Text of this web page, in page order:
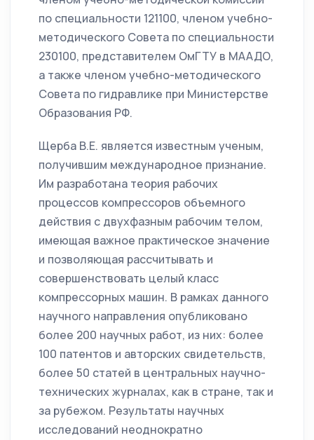
по специальности 121100, членом учебно-
методического Совета по специальности
230100, представителем ОмГТУ в МААДО,
а также членом учебно-методического
Совета по гидравлике при Министерстве
Образования РФ.
Щерба В.Е. является известным ученым,
получившим международное признание.
Им разработана теория рабочих
процессов компрессоров объемного
действия с двухфазным рабочим телом,
имеющая важное практическое значение
и позволяющая рассчитывать и
совершенствовать целый класс
компрессорных машин. В рамках данного
научного направления опубликовано
более 200 научных работ, из них: более
100 патентов и авторских свидетельств,
более 50 статей в центральных научно-
технических журналах, как в стране, так и
за рубежом. Результаты научных
исследований неоднократно